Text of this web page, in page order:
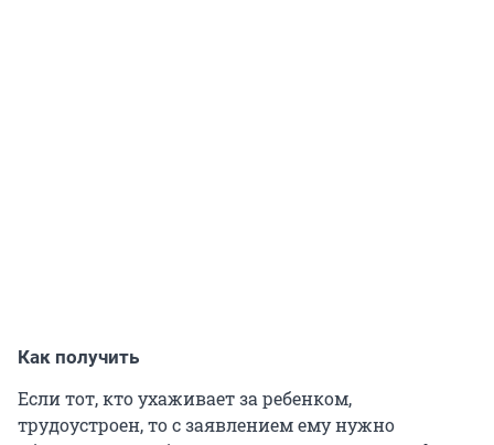
Как получить
Если тот, кто ухаживает за ребенком,
трудоустроен, то с заявлением ему нужно